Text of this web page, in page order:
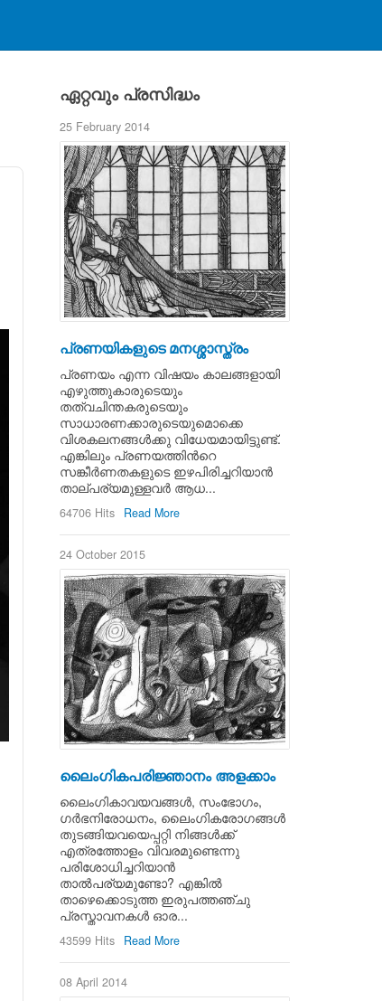
ഏറ്റവും പ്രസിദ്ധം
25 February 2014
പ്രണയികളുടെ മനശ്ശാസ്ത്രം
പ്രണയം എന്ന വിഷയം കാലങ്ങളായി
എഴുത്തുകാരുടെയും
തത്വചിന്തകരുടെയും
സാധാരണക്കാരുടെയുമൊക്കെ
വിശകലനങ്ങള്‍ക്കു വിധേയമായിട്ടുണ്ട്.
എങ്കിലും പ്രണയത്തിന്‍റെ
സങ്കീര്‍ണതകളുടെ ഇഴപിരിച്ചറിയാന്‍
താല്പര്യമുള്ളവര്‍ ആധ...
64706 Hits Read More
24 October 2015
ലൈംഗികപരിജ്ഞാനം അളക്കാം
ലൈംഗികാവയവങ്ങള്‍, സംഭോഗം,
ഗര്‍ഭനിരോധനം, ലൈംഗികരോഗങ്ങള്‍
തുടങ്ങിയവയെപ്പറ്റി നിങ്ങള്‍ക്ക്
എത്രത്തോളം വിവരമുണ്ടെന്നു
പരിശോധിച്ചറിയാന്‍
താല്‍പര്യമുണ്ടോ? എങ്കില്‍
താഴെക്കൊടുത്ത ഇരുപത്തഞ്ചു
പ്രസ്താവനകള്‍ ഓര...
43599 Hits Read More
08 April 2014